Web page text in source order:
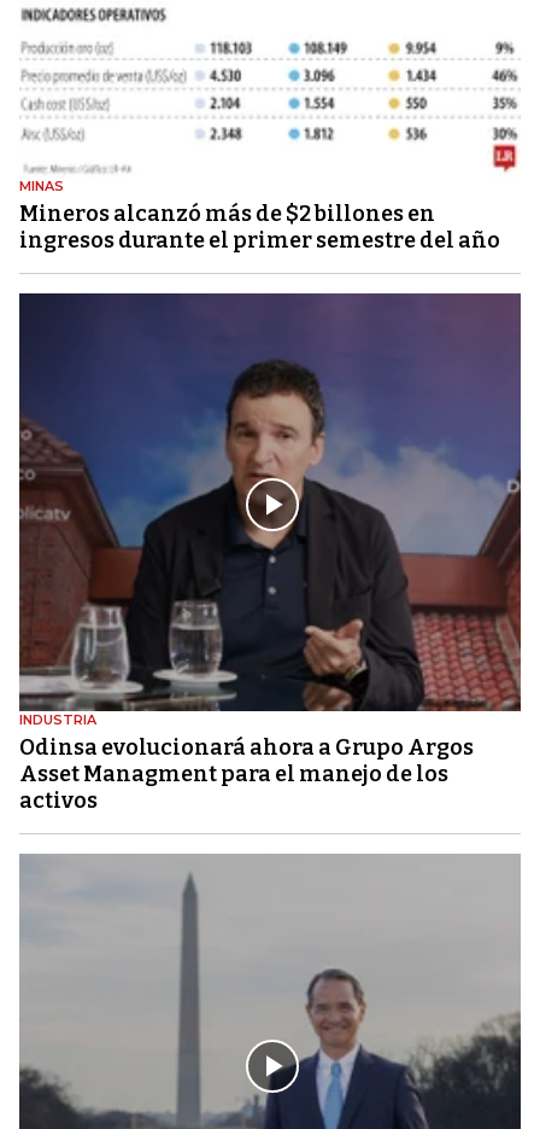
MINAS
Mineros alcanzó más de $2 billones en
ingresos durante el primer semestre del año
INDUSTRIA
Odinsa evolucionará ahora a Grupo Argos
Asset Managment para el manejo de los
activos